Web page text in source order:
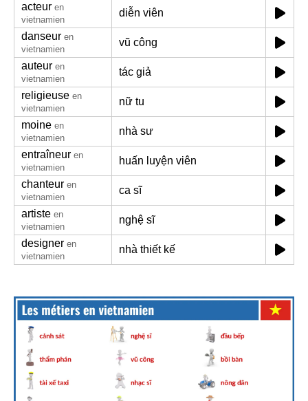
acteur en
vietnamien
diễn viên
danseur en
vietnamien
vũ công
auteur en
vietnamien
tác giả
religieuse en
vietnamien
nữ tu
moine en
vietnamien
nhà sư
entraîneur en
vietnamien
huấn luyện viên
chanteur en
vietnamien
ca sĩ
artiste en
vietnamien
nghệ sĩ
designer en
vietnamien
nhà thiết kế